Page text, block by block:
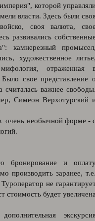
которой
власти. Здесь были
своя валюта,
развивались
камнерезный
художественное
отраженная
свое представление
важнее
Симеон Верхотурский
очень необычной форме -
и
производить заранее,
не
стоимость будет